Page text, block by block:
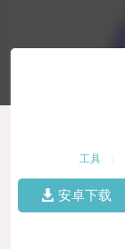
工具
安卓下载